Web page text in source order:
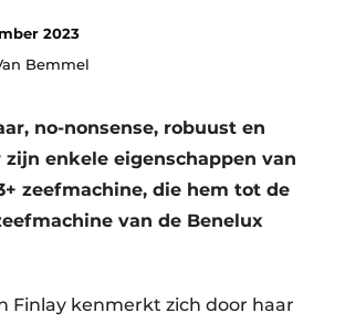
aanmelden
2023
Bemmel
no-nonsense, robuust en
enkele eigenschappen van
zeefmachine, die hem tot de
van de Benelux
Finlay kenmerkt zich door haar